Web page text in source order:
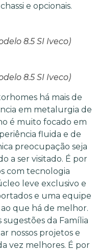
e opcionais.
8.5 SI Iveco)
8.5 SI Iveco)
há mais de
em metalurgia de
é muito focado em
fluida e de
preocupação seja
a ser visitado. É por
com tecnologia
leve exclusivo e
e uma equipe
que há de melhor.
sugestões da Família
nossos projetos e
vez melhores. É por